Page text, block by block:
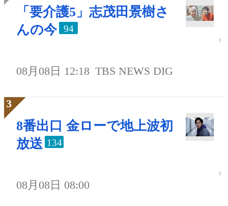
「要介護5」志茂田景樹さ
んの今
94
08月08日 12:18 TBS NEWS DIG
8番出口 金ローで地上波初
放送 134
08月08日 08:00